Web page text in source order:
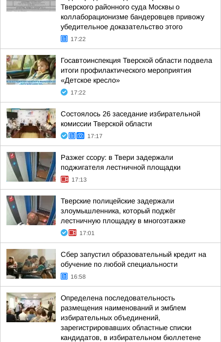
Тверского районного суда Москвы о
коллаборационизме бандеровцев привожу
убедительное доказательство этого
17:22
Госавтоинспекция Тверской области подвела
итоги профилактического мероприятия
«Детское кресло»
17:22
Состоялось 26 заседание избирательной
комиссии Тверской области
17:17
Разжег ссору: в Твери задержали
поджигателя лестничной площадки
17:13
Тверские полицейские задержали
злоумышленника, который поджёг
лестничную площадку в многоэтажке
17:01
Сбер запустил образовательный кредит на
обучение по любой специальности
16:58
Определена последовательность
размещения наименований и эмблем
избирательных объединений,
зарегистрировавших областные списки
кандидатов, в избирательном бюллетене